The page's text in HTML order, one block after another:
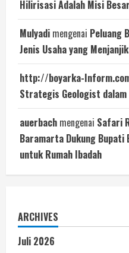
Hilirisasi Adalah Misi
Mulyadi mengenai Peluang
Jenis Usaha yang
http://boyarka-
Strategis Geologist
auerbach mengenai Safari
Baramarta Dukung Bupati
untuk Rumah Ibadah
ARCHIVES
Juli 2026